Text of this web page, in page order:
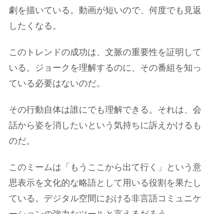
劇を描いている。動画が短いので、何度でも見返
したくなる。
このトレンドの成功は、文脈の重要性を証明して
いる。ジョークを理解するのに、その番組を知っ
ている必要はないのだ。
その行動自体は誰にでも理解できる。それは、会
話から姿を消したいという気持ちに訴えかけるも
のだ。
このミームは「もうここから出て行く」という意
思表示を文化的な略語として用いる役割を果たし
ている。デジタル空間における非言語コミュニケ